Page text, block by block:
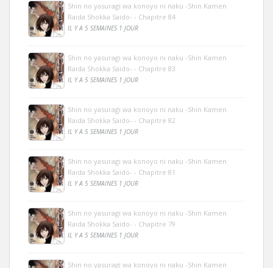
Shin no yasuragi wa konoyo ni naku -Shin Kamen
Raida Shokka Saido- - Chapitre 84
IL Y A 5 SEMAINES 1 JOUR
Shin no yasuragi wa konoyo ni naku -Shin Kamen
Raida Shokka Saido- - Chapitre 83
IL Y A 5 SEMAINES 1 JOUR
Shin no yasuragi wa konoyo ni naku -Shin Kamen
Raida Shokka Saido- - Chapitre 82
IL Y A 5 SEMAINES 1 JOUR
Shin no yasuragi wa konoyo ni naku -Shin Kamen
Raida Shokka Saido- - Chapitre 81
IL Y A 5 SEMAINES 1 JOUR
Shin no yasuragi wa konoyo ni naku -Shin Kamen
Raida Shokka Saido- - Chapitre 79
IL Y A 5 SEMAINES 1 JOUR
Shin no yasuragi wa konoyo ni naku -Shin Kamen